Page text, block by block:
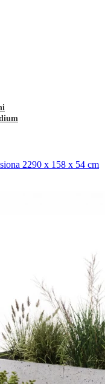
2290 x 158 x 54 cm